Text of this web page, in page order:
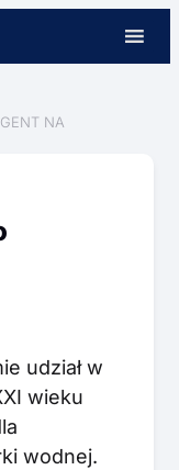
NA
udział w
wieku
wodnej.